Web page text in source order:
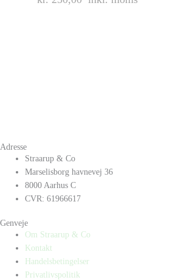
Adresse
Straarup & Co
Marselisborg havnevej 36
8000 Aarhus C
CVR: 61966617
Genveje
Om Straarup & Co
Kontakt
Handelsbetingelser
Privatlivspolitik